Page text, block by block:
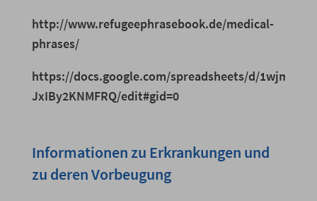
http://www.refugeephrasebook.de/medical-
phrases/
https://docs.google.com/spreadsheets/d/
JxIBy2KNMFRQ/edit#gid=0
Informationen zu Erkrankungen und
zu deren Vorbeugung